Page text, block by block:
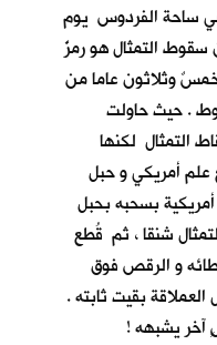
ساحة الفردوس يوم
2003 . فقد كان سقوط التمثال هو رمزٌ
وثلاثون عاما من
. حيث حاولت
التمثال لكنها
أمريكي و حبل
بسحبه بحبل
شنقا ، ثم قُطع
و الرقص فوق
بقيت ثابته .
آخر يشبهه !